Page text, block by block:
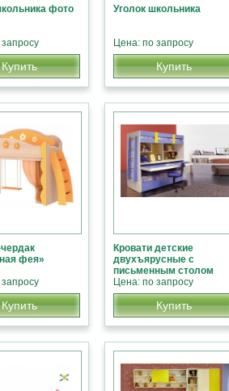
фото
Купить
Уголок школьника
Цена: по запросу
Купить
фея»
Купить
Кровати детские
двухъярусные с
письменным столом
Цена: по запросу
Купить